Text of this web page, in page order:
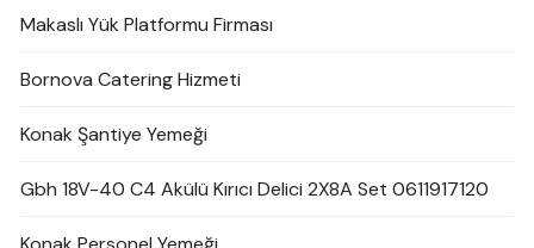
Makaslı Yük Platformu Firması
Bornova Catering Hizmeti
Konak Şantiye Yemeği
Gbh 18V-40 C4 Akülü Kırıcı Delici 2X8A Set 0611917120